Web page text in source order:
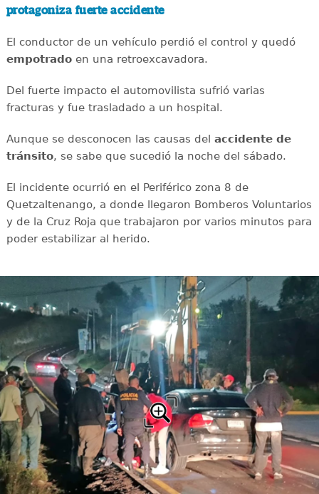
protagoniza fuerte accidente
El conductor de un vehículo perdió el control y quedó
empotradoen una retroexcavadora.
Del fuerte impacto el automovilista sufrió varias
fracturas y fue trasladado a un hospital.
Aunque se desconocen las causas del accidente de
tránsito, se sabe que sucedió la noche del sábado.
El incidente ocurrió en el Periférico zona 8 de
Quetzaltenango, a donde llegaron Bomberos Voluntarios
y de la Cruz Roja que trabajaron por varios minutos para
poder estabilizar al herido.